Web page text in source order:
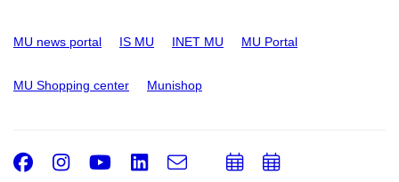
MU news portal IS MU INET MU MU Portal
MU Shopping center Munishop
Facebook
Instagram
Youtube
LinkedIn
e-
AddAdd